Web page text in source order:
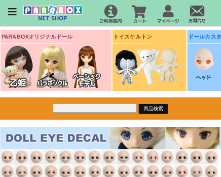
PARABOXオリジナルドール トイスケルトン ドールカス